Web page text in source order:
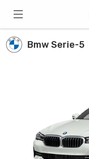
Bmw Serie-5